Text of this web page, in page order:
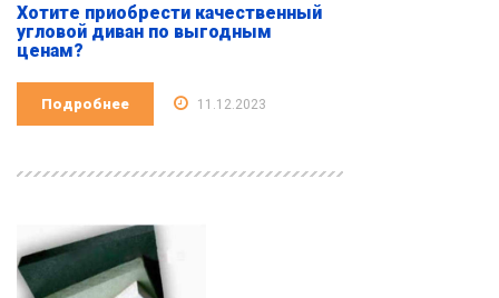
Хотите приобрести качественный
угловой диван по выгодным
ценам?
Подробнее 11.12.2023